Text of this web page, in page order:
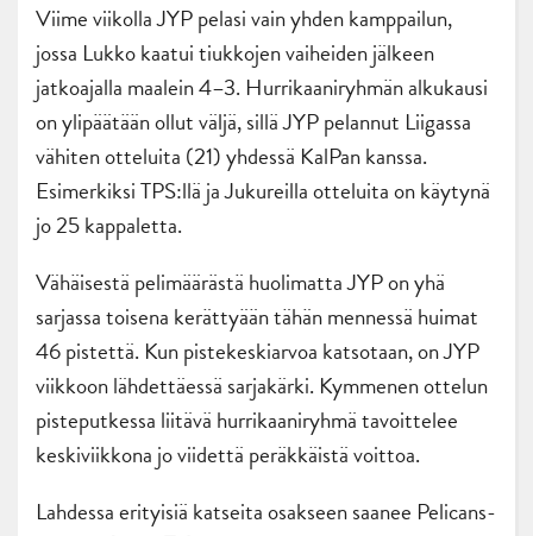
Viime viikolla JYP pelasi vain yhden kamppailun,
jossa Lukko kaatui tiukkojen vaiheiden jälkeen
jatkoajalla maalein 4–3. Hurrikaaniryhmän alkukausi
on ylipäätään ollut väljä, sillä JYP pelannut Liigassa
vähiten otteluita (21) yhdessä KalPan kanssa.
Esimerkiksi TPS:llä ja Jukureilla otteluita on käytynä
jo 25 kappaletta.
Vähäisestä pelimäärästä huolimatta JYP on yhä
sarjassa toisena kerättyään tähän mennessä huimat
46 pistettä. Kun pistekeskiarvoa katsotaan, on JYP
viikkoon lähdettäessä sarjakärki. Kymmenen ottelun
pisteputkessa liitävä hurrikaaniryhmä tavoittelee
keskiviikkona jo viidettä peräkkäistä voittoa.
Lahdessa erityisiä katseita osakseen saanee Pelicans-